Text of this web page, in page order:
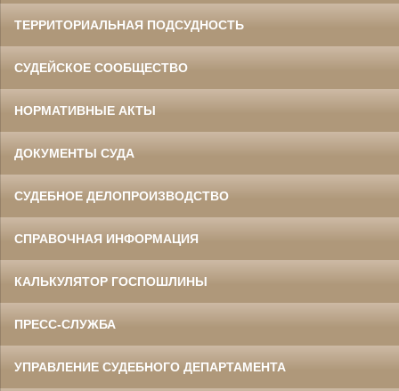
ТЕРРИТОРИАЛЬНАЯ ПОДСУДНОСТЬ
СУДЕЙСКОЕ СООБЩЕСТВО
НОРМАТИВНЫЕ АКТЫ
ДОКУМЕНТЫ СУДА
СУДЕБНОЕ ДЕЛОПРОИЗВОДСТВО
СПРАВОЧНАЯ ИНФОРМАЦИЯ
КАЛЬКУЛЯТОР ГОСПОШЛИНЫ
ПРЕСС-СЛУЖБА
УПРАВЛЕНИЕ СУДЕБНОГО ДЕПАРТАМЕНТА